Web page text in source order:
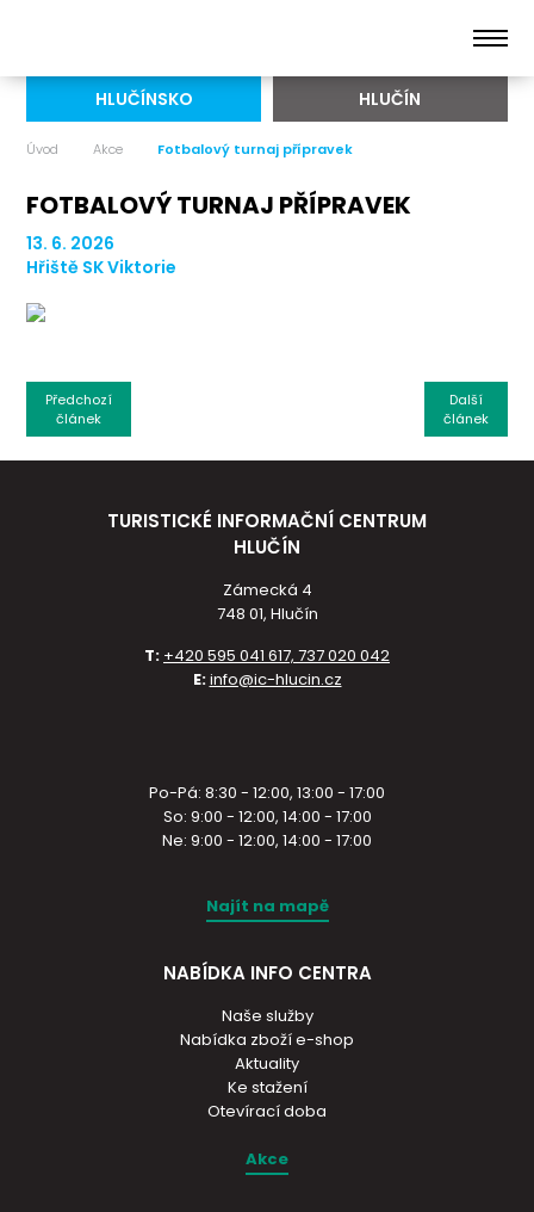
HLUČÍNSKO HLUČÍN
Úvod Akce Fotbalový turnaj přípravek
FOTBALOVÝ TURNAJ PŘÍPRAVEK
13. 6. 2026
Hřiště SK Viktorie
Další
článek
Předchozí
článek
TURISTICKÉ INFORMAČNÍ CENTRUM
HLUČÍN
Zámecká 4
748 01, Hlučín
T: +420 595 041 617, 737 020 042
E:info@ic-hlucin.cz
Po-Pá: 8:30 - 12:00, 13:00 - 17:00
So: 9:00 - 12:00, 14:00 - 17:00
Ne: 9:00 - 12:00, 14:00 - 17:00
Najít na mapě
NABÍDKA INFO CENTRA
Naše služby
Nabídka zboží e-shop
Aktuality
Ke stažení
Otevírací doba
Akce